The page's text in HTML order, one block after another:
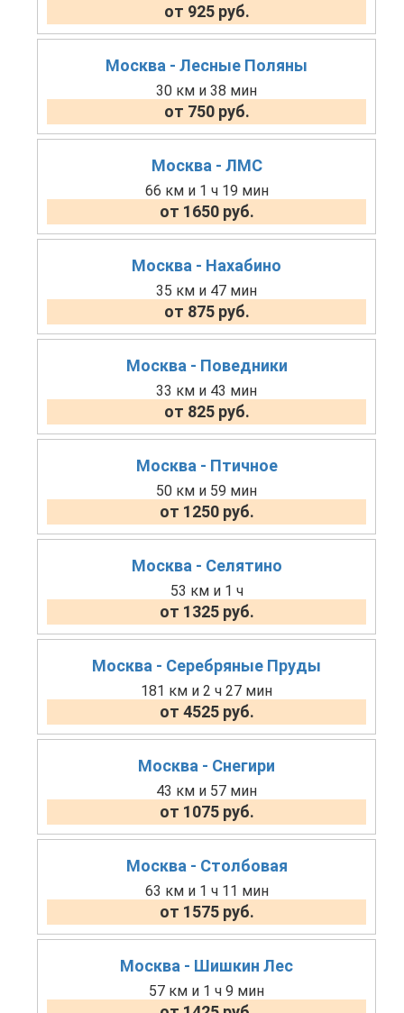
от 925 руб.
Москва - Лесные Поляны
30 км и 38 мин
от 750 руб.
Москва - ЛМС
66 км и 1 ч 19 мин
от 1650 руб.
Москва - Нахабино
35 км и 47 мин
от 875 руб.
Москва - Поведники
33 км и 43 мин
от 825 руб.
Москва - Птичное
50 км и 59 мин
от 1250 руб.
Москва - Селятино
53 км и 1 ч
от 1325 руб.
Москва - Серебряные Пруды
181 км и 2 ч 27 мин
от 4525 руб.
Москва - Снегири
43 км и 57 мин
от 1075 руб.
Москва - Столбовая
63 км и 1 ч 11 мин
от 1575 руб.
Москва - Шишкин Лес
57 км и 1 ч 9 мин